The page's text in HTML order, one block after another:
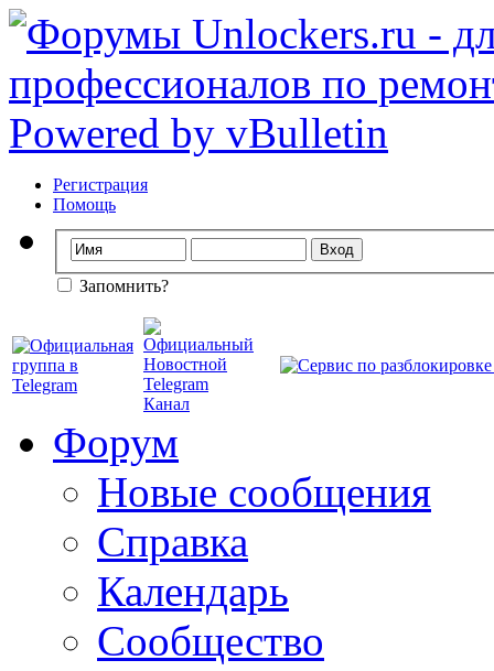
Регистрация
Помощь
Запомнить?
Форум
Новые сообщения
Справка
Календарь
Сообщество